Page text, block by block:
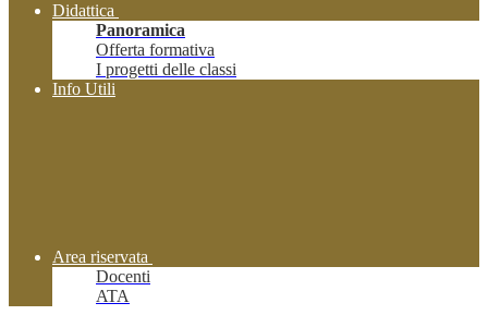
Didattica
Panoramica
Offerta formativa
I progetti delle classi
Info Utili
Area riservata
Docenti
ATA